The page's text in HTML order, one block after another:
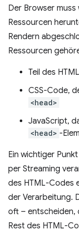
Der Browser
Ressourcen
Rendern
Ressourcen
Teil des
CSS-Code,
<head>
JavaScript,
<head> -
Ein wichtiger
per Streaming
des HTML-Codes
der Verarbeitung.
oft – entscheiden,
Rest des HTML-